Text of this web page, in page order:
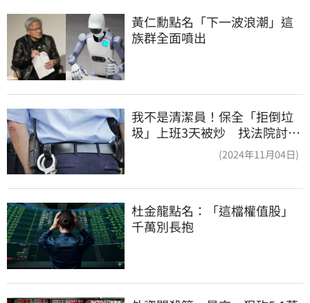
黃仁勳點名「下一波浪潮」這
族群全面噴出
我不是清潔員！保全「拒倒垃
圾」上班3天被炒 找法院討公
(2024年11月04日)
杜金龍點名：「這檔權值股」
千萬別長抱